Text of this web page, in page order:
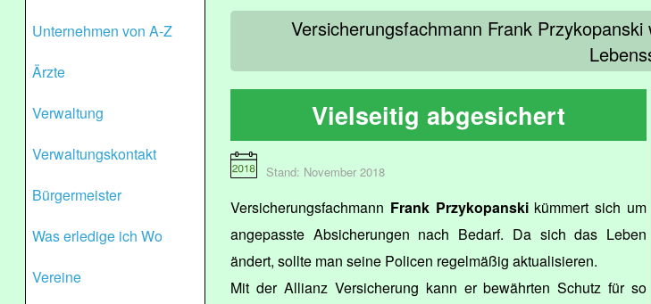
Unternehmen von A-Z
Ärzte
Verwaltung
Verwaltungskontakt
Bürgermeister
Was erledige ich Wo
Vereine
Versicherungsfachmann Frank
Vielseitig abgesichert
Stand: November 2018
Versicherungsfachmann Frank Przykopanskikümmert sich um
angepasste Absicherungen nach Bedarf. Da sich das Leben
ändert, sollte man seine Policen regelmäßig aktualisieren.
Mit der Allianz Versicherung kann er bewährten Schutz für so